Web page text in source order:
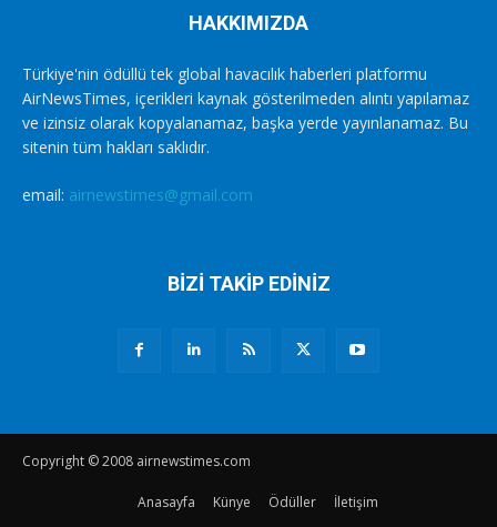
HAKKIMIZDA
Türkiye'nin ödüllü tek global havacılık haberleri platformu
AirNewsTimes, içerikleri kaynak gösterilmeden alıntı yapılamaz
ve izinsiz olarak kopyalanamaz, başka yerde yayınlanamaz. Bu
sitenin tüm hakları saklıdır.
email: airnewstimes@gmail.com
BİZİ TAKİP EDİNİZ
Copyright © 2008 airnewstimes.com
Anasayfa Künye Ödüller İletişim